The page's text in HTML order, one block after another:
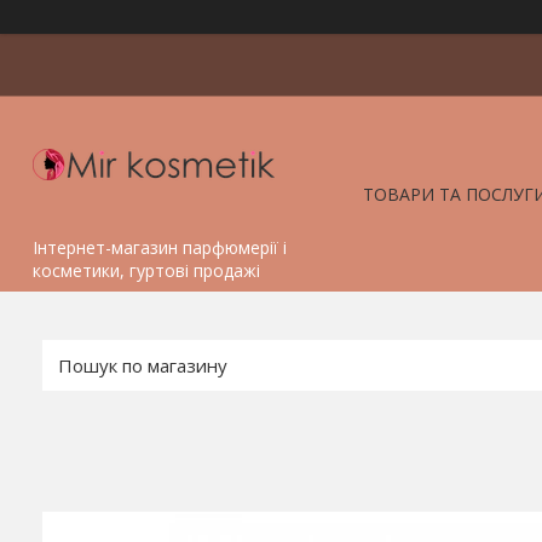
Інтернет-магазин парфюмерії і
косметики, гуртові продажі
ТОВАРИ ТА